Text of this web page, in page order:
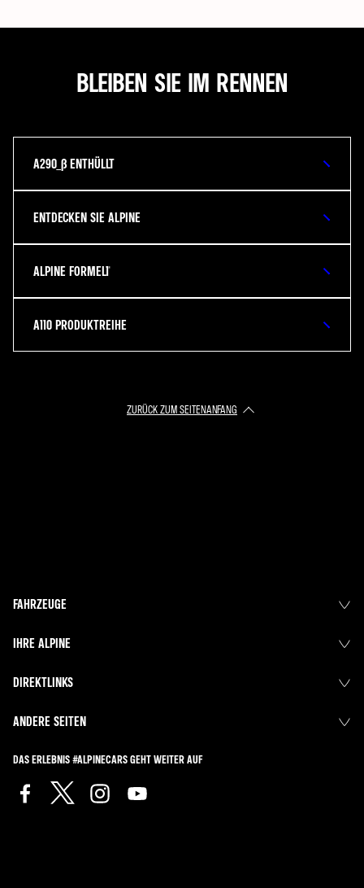
BLEIBEN SIE IM RENNEN
A290_Β ENTHÜLLT
ENTDECKEN SIE ALPINE
ALPINE FORMEL1®
A110 PRODUKTREIHE
ZURÜCK ZUM SEITENANFANG
FAHRZEUGE
IHRE ALPINE
DIREKTLINKS
ANDERE SEITEN
DAS ERLEBNIS #ALPINECARS GEHT WEITER AUF